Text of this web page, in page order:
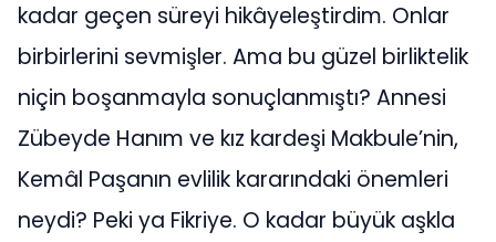
kadar geçen süreyi hikâyeleştirdim. Onlar
birbirlerini sevmişler. Ama bu güzel birliktelik
niçin boşanmayla sonuçlanmıştı? Annesi
Zübeyde Hanım ve kız kardeşi Makbule’nin,
Kemâl Paşanın evlilik kararındaki önemleri
neydi? Peki ya Fikriye. O kadar büyük aşkla